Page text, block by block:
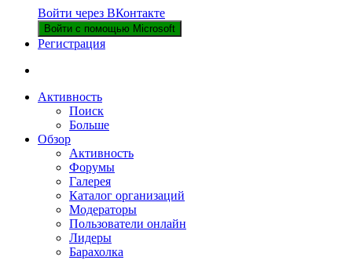
Войти через ВКонтакте
Войти с помощью Microsoft
Регистрация
Активность
Поиск
Больше
Обзор
Активность
Форумы
Галерея
Каталог организаций
Модераторы
Пользователи онлайн
Лидеры
Барахолка